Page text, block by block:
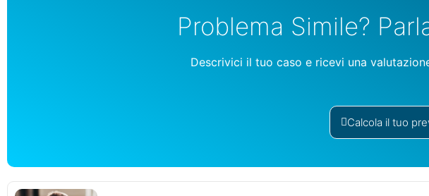
Problema Simile?
Descrivici il tuo caso e ricevi una
Calcola il tuo